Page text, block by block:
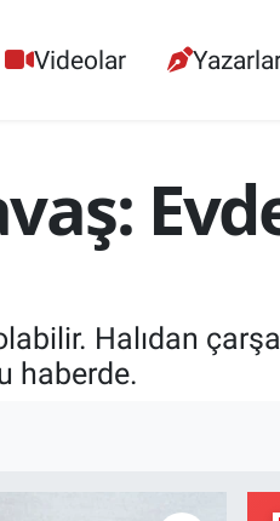
Videolar
Halıdan
haberde.